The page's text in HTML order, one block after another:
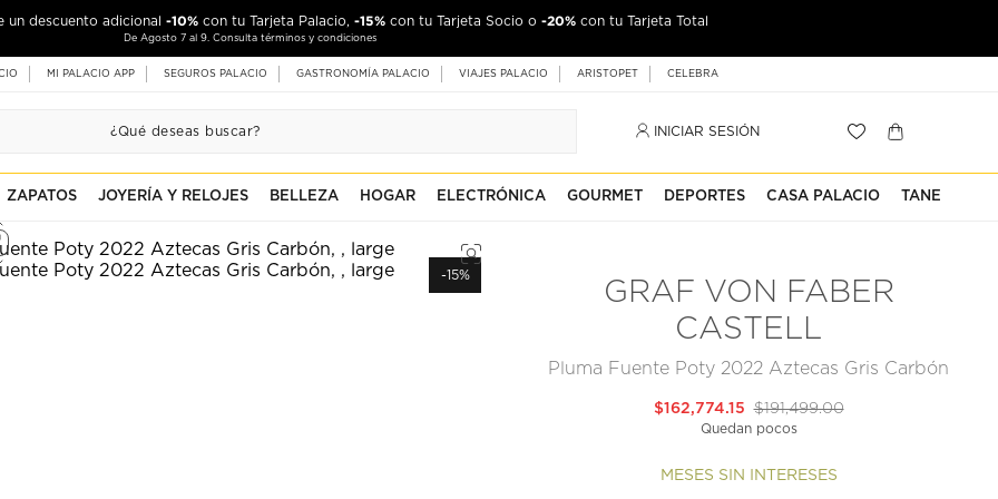
un descuento adicional -10% con tu Tarjeta Palacio, -15% con tu Tarjeta Socio o -20% con tu Tarjeta Total
De Agosto 7 al 9. Consulta términos y condiciones
MI PALACIO APP SEGUROS PALACIO GASTRONOMÍA PALACIO VIAJES PALACIO ARISTOPET CELEBRA
INICIAR SESIÓN
ZAPATOS JOYERÍA Y RELOJES BELLEZA HOGAR ELECTRÓNICA GOURMET DEPORTES CASA PALACIO TANE
-15%
GRAF VON FABER
CASTELL
Pluma Fuente Poty 2022 Aztecas Gris Carbón
$191,499.00
$162,774.15
Quedan pocos
MESES SIN INTERESES